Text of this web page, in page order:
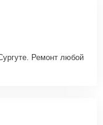
Ремонт любой